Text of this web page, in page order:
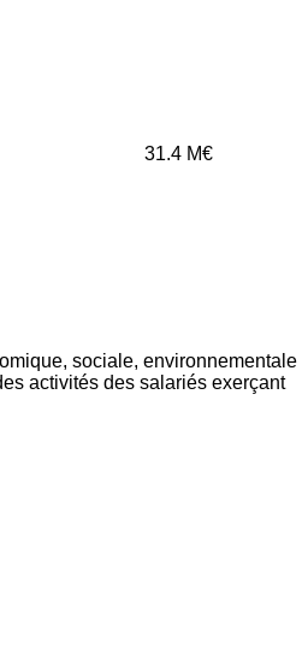
31.4 M€
sociale, environnementale
activités des salariés exerçant